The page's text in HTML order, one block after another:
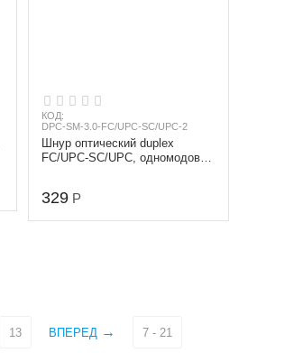
КОД:
DPC-SM-3.0-FC/UPC-SC/UPC-2
Шнур оптический duplex
FC/UPC-SC/UPC, одномодовый
329 Р
13 ВПЕРЕД 7 - 21